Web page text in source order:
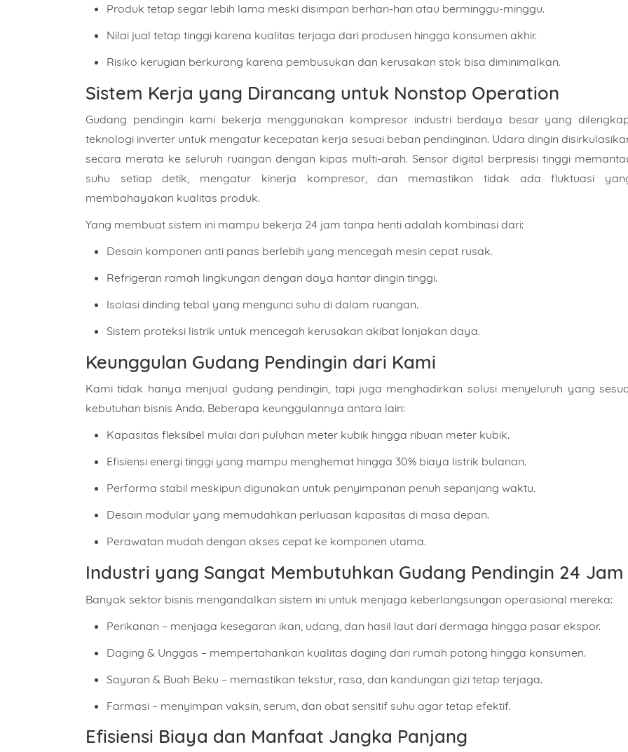
Produk tetap segar lebih lama meski disimpan berhari-hari atau berminggu-minggu.
Nilai jual tetap tinggi karena kualitas terjaga dari produsen hingga konsumen akhir.
Risiko kerugian berkurang karena pembusukan dan kerusakan stok bisa diminimalkan.
Sistem Kerja yang Dirancang untuk Nonstop Operation
Gudang pendingin kami bekerja menggunakan kompresor industri berdaya besar yang
teknologi inverter untuk mengatur kecepatan kerja sesuai beban pendinginan. Udara dingin
secara merata ke seluruh ruangan dengan kipas multi-arah. Sensor digital berpresisi tinggi
suhu setiap detik, mengatur kinerja kompresor, dan memastikan tidak ada fluktuasi
membahayakan kualitas produk.
Yang membuat sistem ini mampu bekerja 24 jam tanpa henti adalah kombinasi dari:
Desain komponen anti panas berlebih yang mencegah mesin cepat rusak.
Refrigeran ramah lingkungan dengan daya hantar dingin tinggi.
Isolasi dinding tebal yang mengunci suhu di dalam ruangan.
Sistem proteksi listrik untuk mencegah kerusakan akibat lonjakan daya.
Keunggulan Gudang Pendingin dari Kami
Kami tidak hanya menjual gudang pendingin, tapi juga menghadirkan solusi menyeluruh yang
kebutuhan bisnis Anda. Beberapa keunggulannya antara lain:
Kapasitas fleksibel mulai dari puluhan meter kubik hingga ribuan meter kubik.
Efisiensi energi tinggi yang mampu menghemat hingga 30% biaya listrik bulanan.
Performa stabil meskipun digunakan untuk penyimpanan penuh sepanjang waktu.
Desain modular yang memudahkan perluasan kapasitas di masa depan.
Perawatan mudah dengan akses cepat ke komponen utama.
Industri yang Sangat Membutuhkan Gudang Pendingin 24 Jam
Banyak sektor bisnis mengandalkan sistem ini untuk menjaga keberlangsungan operasional mereka:
Perikanan – menjaga kesegaran ikan, udang, dan hasil laut dari dermaga hingga pasar ekspor.
Daging & Unggas – mempertahankan kualitas daging dari rumah potong hingga konsumen.
Sayuran & Buah Beku – memastikan tekstur, rasa, dan kandungan gizi tetap terjaga.
Farmasi – menyimpan vaksin, serum, dan obat sensitif suhu agar tetap efektif.
Efisiensi Biaya dan Manfaat Jangka Panjang
Nama Nomor Handphone
Alamat